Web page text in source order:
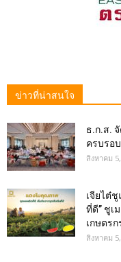
ข่าวที่น่าสนใจ
ธ.ก.ส.
ครบรอ
สิงหาคม
เจียไต๋
ที่ดี” ชูเ
เกษตรก
สิงหาคม